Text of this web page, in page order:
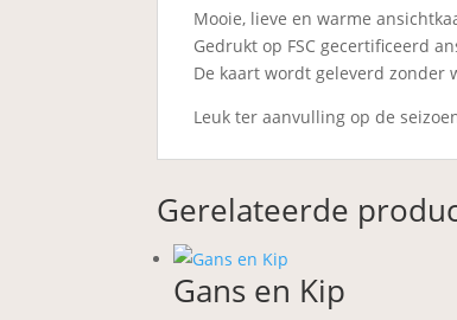
Mooie, lieve en warme
Gedrukt op FSC gecertificeerd
​De kaart wordt geleverd zonder
Leuk ter aanvulling op de
Gerelateerde
Gans en Kip